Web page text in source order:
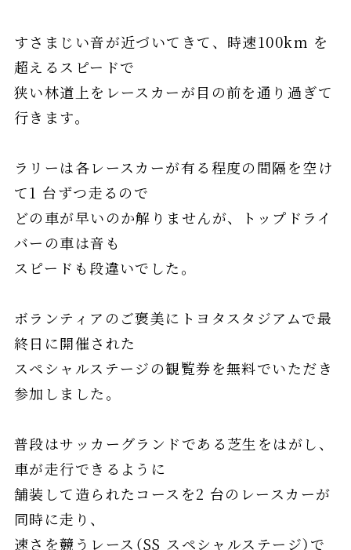
すさまじい⾳が近づいてきて、時速100km を
超えるスピードで
狭い林道上をレースカーが⽬の前を通り過ぎて
⾏きます。
ラリーは各レースカーが有る程度の間隔を空け
て1 台ずつ⾛るので
どの⾞が早いのか解りませんが、トップドライ
バーの⾞は⾳も
スピードも段違いでした。
ボランティアのご褒美にトヨタスタジアムで最
終⽇に開催された
スペシャルステージの観覧券を無料でいただき
参加しました。
普段はサッカーグランドである芝⽣をはがし、
⾞が⾛⾏できるように
舗装して造られたコースを2 台のレースカーが
同時に⾛り、
速さを競うレース（SS スペシャルステージ）で